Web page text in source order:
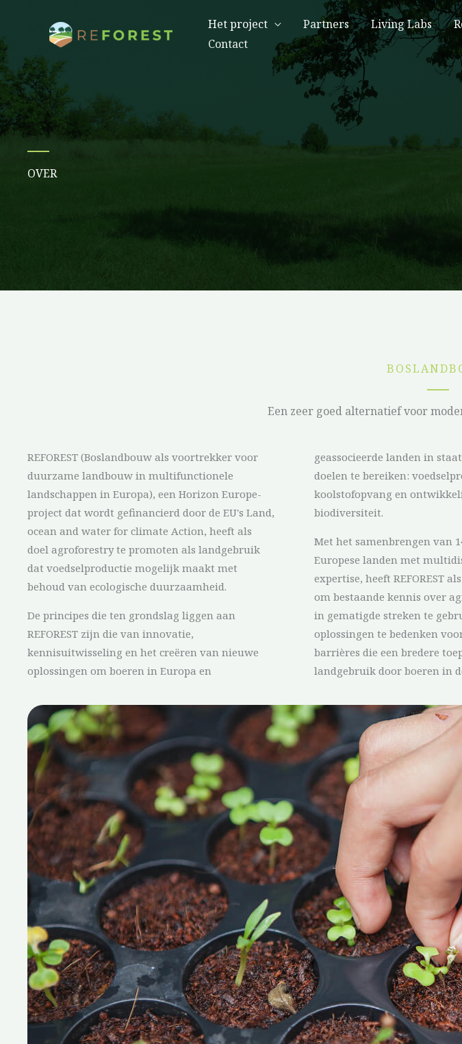
inhoud
Het project Partners Living Labs
Contact
OVER
Een zeer goed alternatief voor
REFOREST (Boslandbouw als voortrekker voor
duurzame landbouw in multifunctionele
landschappen in Europa), een Horizon Europe-
project dat wordt gefinancierd door de EU's Land,
ocean and water for climate Action, heeft als
doel agroforestry te promoten als landgebruik
dat voedselproductie mogelijk maakt met
behoud van ecologische duurzaamheid.
De principes die ten grondslag liggen aan
REFOREST zijn die van innovatie,
kennisuitwisseling en het creëren van nieuwe
oplossingen om boeren in Europa en
geassocieerde landen in
doelen te bereiken:
koolstofopvang en
biodiversiteit.
Met het samenbrengen van
Europese landen met
expertise, heeft REFOREST
om bestaande kennis over
in gematigde streken te
oplossingen te bedenken
barrières die een bredere
landgebruik door boeren in